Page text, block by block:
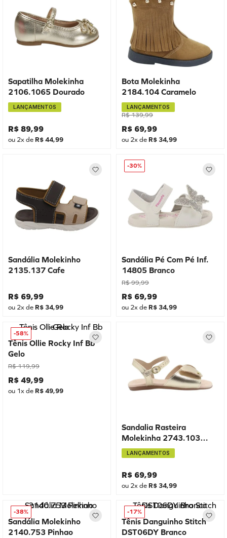
Sapatilha Molekinha
2106.1065 Dourado
LANÇAMENTOS
R$ 89,99
ou 2x de R$44,99
Bota Molekinha
2184.104 Caramelo
LANÇAMENTOS
R$ 139,99
R$ 69,99
ou 2x de R$ 34,99
Sandália Molekinho
2135.137 Cafe
R$ 69,99
ou 2x de R$ 34,99
-30%
Sandália Pé Com Pé Inf.
14805 Branco
R$ 99,99
R$ 69,99
ou 2x de R$ 34,99
-58%
Tênis Ollie Rocky Inf Bb
Gelo
R$ 119,99
R$ 49,99
ou 1x de R$49,99
Sandalia Rasteira
Molekinha 2743.103
Dourado
LANÇAMENTOS
R$ 69,99
ou 2x de R$ 34,99
-38%
Sandália Molekinho
2140.753 Pinhao
-17%
Tênis Danguinho Stitch
DST06DY Branco